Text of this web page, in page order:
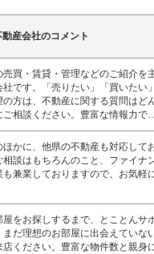
動産会社のコメント
買・賃貸・管理などのご紹介を
です。「売りたい」「買いたい」
の方は、不動産に関する質問はど
ご相談ください。豊富な情報力で
かに、他県の不動産も対応して
相談はもちろんのこと、ファイナ
兼業しておりますので、お気軽
をお探しするまで、とことんサ
まだ理想のお部屋に出会えていな
ください。豊富な物件数と親身